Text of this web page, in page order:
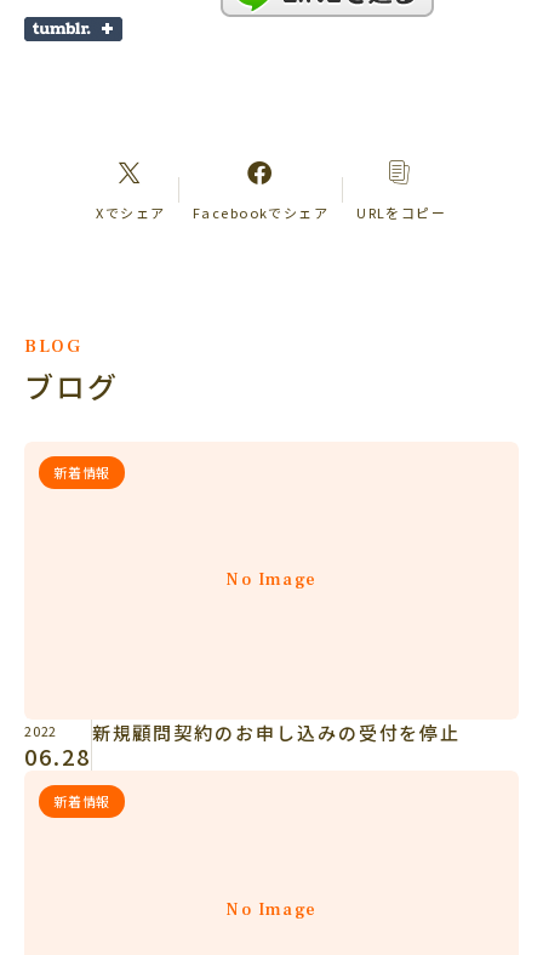
Xでシェア Facebookでシェア URLをコピー
BLOG
ブログ
No Image
新着情報
2022
06.28
新規顧問契約のお申し込みの受付を停止
No Image
新着情報